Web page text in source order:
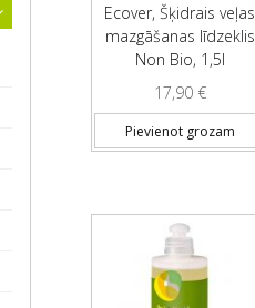
Ecover, Šķidrais veļas
mazgāšanas līdzeklis
Non Bio, 1,5l
17,90 €
Pievienot grozam